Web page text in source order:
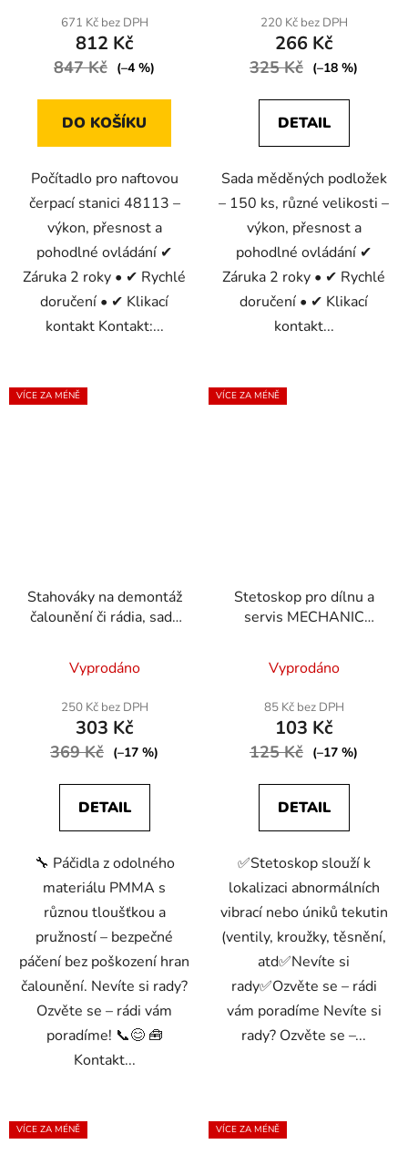
671 Kč bez DPH
812 Kč
847 Kč (–4 %)
DO KOŠÍKU
Počítadlo pro naftovou
čerpací stanici 48113 –
výkon, přesnost a
pohodlné ovládání ✔
Záruka 2 roky • ✔ Rychlé
doručení • ✔ Klikací
kontakt Kontakt:...
220 Kč bez DPH
266 Kč
325 Kč (–18 %)
DETAIL
Sada měděných podložek
– 150 ks, různé velikosti –
výkon, přesnost a
pohodlné ovládání ✔
Záruka 2 roky • ✔ Rychlé
doručení • ✔ Klikací
kontakt...
VÍCE ZA MÉNĚ
Stahováky na demontáž
čalounění či rádia, sada
Vyprodáno
250 Kč bez DPH
303 Kč
369 Kč (–17 %)
DETAIL
🔧 Páčidla z odolného
materiálu PMMA s
různou tloušťkou a
pružností – bezpečné
páčení bez poškození hran
čalounění. Nevíte si rady?
Ozvěte se – rádi vám
poradíme! 📞😊 🧰
Kontakt...
VÍCE ZA MÉNĚ
Stetoskop pro dílnu a
servis MECHANIC
Vyprodáno
85 Kč bez DPH
103 Kč
125 Kč (–17 %)
DETAIL
✅Stetoskop slouží k
lokalizaci abnormálních
vibrací nebo úniků tekutin
(ventily, kroužky, těsnění,
atd✅Nevíte si
rady✅Ozvěte se – rádi
vám poradíme Nevíte si
rady? Ozvěte se –...
VÍCE ZA MÉNĚ VÍCE ZA MÉNĚ